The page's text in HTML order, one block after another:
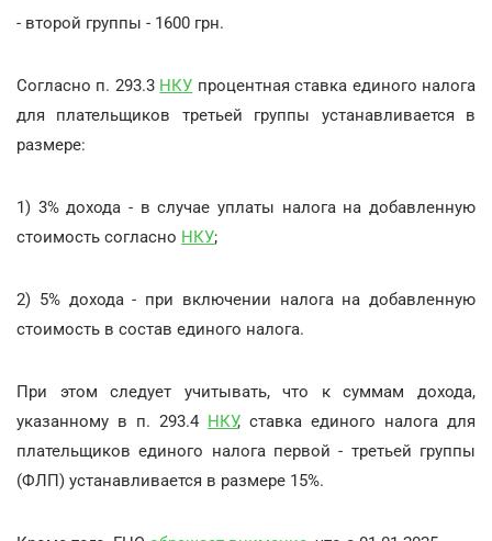
- второй группы - 1600 грн.
Согласно п. 293.3 НКУ процентная ставка единого налога
для плательщиков третьей группы устанавливается в
размере:
1) 3% дохода - в случае уплаты налога на добавленную
стоимость согласно НКУ;
2) 5% дохода - при включении налога на добавленную
стоимость в состав единого налога.
При этом следует учитывать, что к суммам дохода,
указанному в п. 293.4 НКУ, ставка единого налога для
плательщиков единого налога первой - третьей группы
(ФЛП) устанавливается в размере 15%.